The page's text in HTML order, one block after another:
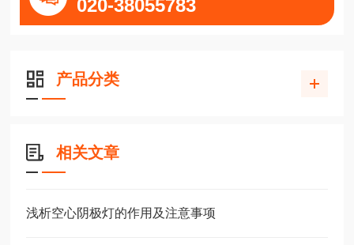
020-38055783
产品分类
相关文章
浅析空心阴极灯的作用及注意事项